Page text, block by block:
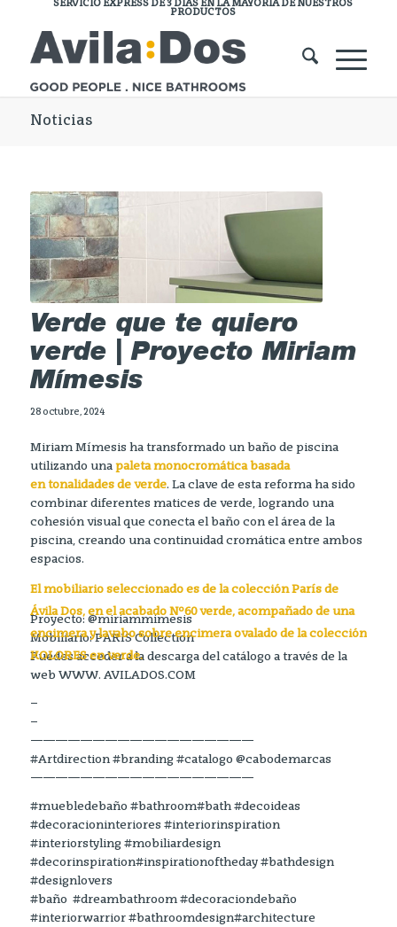
SERVICIO EXPRESS DE 3 DÍAS EN LA MAYORÍA DE NUESTROS
PRODUCTOS
Noticias
Verde que te quiero
verde | Proyecto Miriam
Mímesis
28 octubre, 2024
Miriam Mímesis ha transformado un baño de piscina
utilizando una paleta monocromática basada
en tonalidades de verde. La clave de esta reforma ha sido
combinar diferentes matices de verde, logrando una
cohesión visual que conecta el baño con el área de la
piscina, creando una continuidad cromática entre ambos
espacios.
El mobiliario seleccionado es de la colección París de
Ávila Dos, en el acabado Nº60 verde, acompañado de una
encimera y lavabo sobre encimera ovalado de la colección
KOLORES en verde.
Proyecto: @miriammimesis
Mobiliario: PARIS Collection
Puedes acceder a la descarga del catálogo a través de la
web WWW. AVILADOS.COM
–
–
——————————————————
#Artdirection #branding #catalogo @cabodemarcas
——————————————————
#muebledebaño #bathroom#bath #decoideas
#decoracioninteriores #interiorinspiration
#interiorstyling #mobiliardesign
#decorinspiration#inspirationoftheday #bathdesign
#designlovers
#baño #dreambathroom #decoraciondebaño
#interiorwarrior #bathroomdesign#architecture